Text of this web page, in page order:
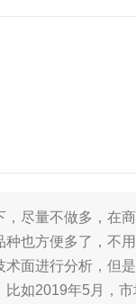
尽量不做多，在商
也方便多了，不
面进行分析，但
如2019年5月，